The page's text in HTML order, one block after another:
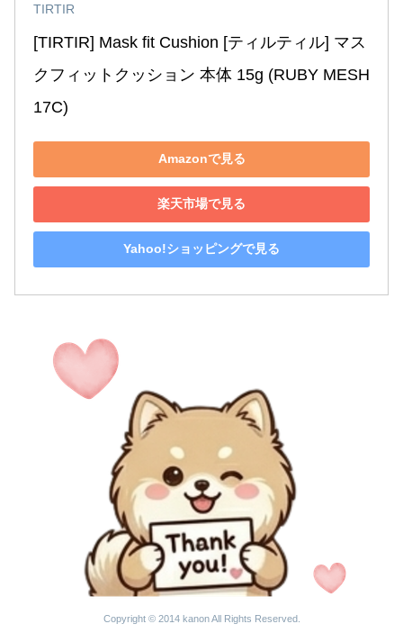
TIRTIR
[TIRTIR] Mask fit Cushion [ティルティル] マス
クフィットクッション 本体 15g (RUBY MESH
17C)
Amazonで見る
楽天市場で見る
Yahoo!ショッピングで見る
Copyright © 2014 kanon All Rights Reserved.